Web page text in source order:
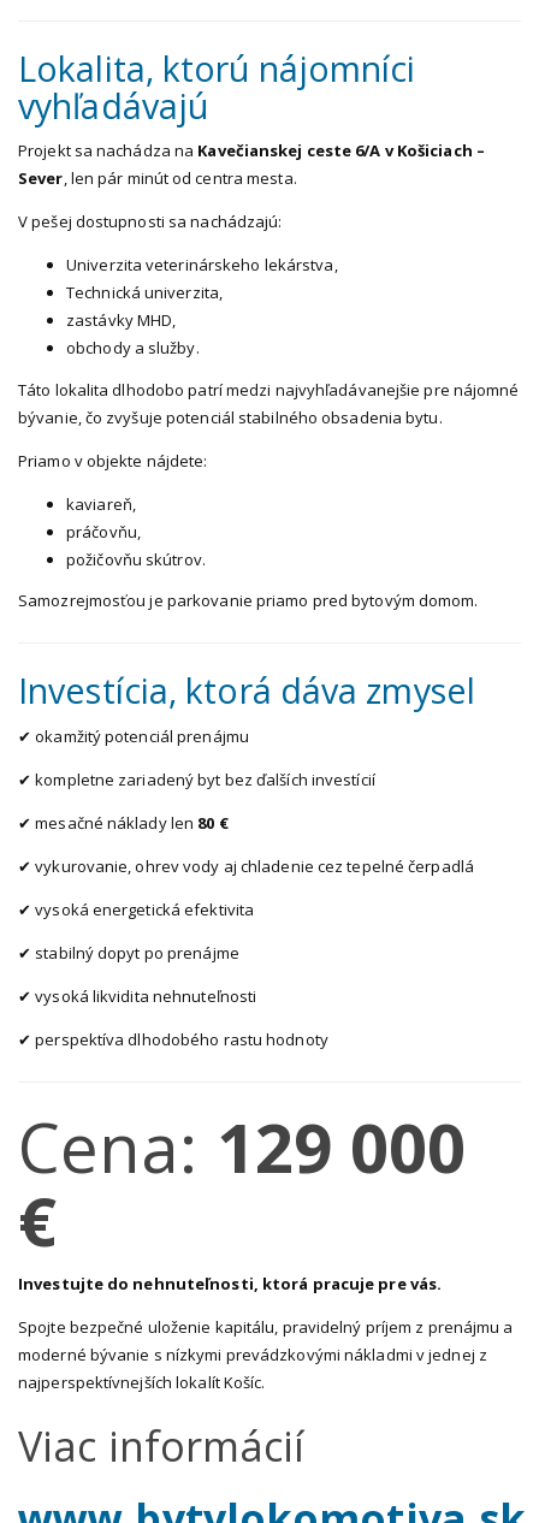
Lokalita, ktorú nájomníci
vyhľadávajú
Projekt sa nachádza na Kavečianskej ceste 6/A v Košiciach –
Sever, len pár minút od centra mesta.
V pešej dostupnosti sa nachádzajú:
Univerzita veterinárskeho lekárstva,
Technická univerzita,
zastávky MHD,
obchody a služby.
Táto lokalita dlhodobo patrí medzi najvyhľadávanejšie pre nájomné
bývanie, čo zvyšuje potenciál stabilného obsadenia bytu.
Priamo v objekte nájdete:
kaviareň,
práčovňu,
požičovňu skútrov.
Samozrejmosťou je parkovanie priamo pred bytovým domom.
Investícia, ktorá dáva zmysel
✔ okamžitý potenciál prenájmu
✔ kompletne zariadený byt bez ďalších investícií
✔ mesačné náklady len 80 €
✔ vykurovanie, ohrev vody aj chladenie cez tepelné čerpadlá
✔ vysoká energetická efektivita
✔ stabilný dopyt po prenájme
✔ vysoká likvidita nehnuteľnosti
✔ perspektíva dlhodobého rastu hodnoty
Cena: 129 000
€
Investujte do nehnuteľnosti, ktorá pracuje pre vás.
Spojte bezpečné uloženie kapitálu, pravidelný príjem z prenájmu a
moderné bývanie s nízkymi prevádzkovými nákladmi v jednej z
najperspektívnejších lokalít Košíc.
Viac informácií